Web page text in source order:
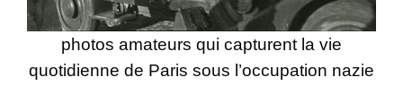
photos amateurs qui capturent la vie
quotidienne de Paris sous l’occupation nazie